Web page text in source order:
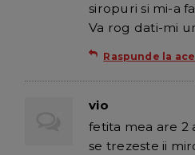
siropuri si mi-a
Va rog dati-mi
Raspunde la
vio
fetita mea are 2
se trezeste ii